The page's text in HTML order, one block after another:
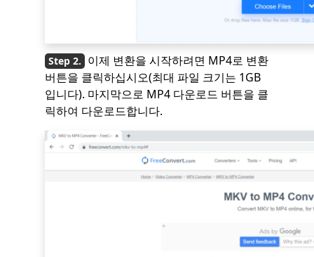
이제 변환을 시작하려면 MP4로 변환
버튼을 클릭하십시오(최대 파일 크기는 1GB
입니다). 마지막으로 MP4 다운로드 버튼을 클
릭하여 다운로드합니다.